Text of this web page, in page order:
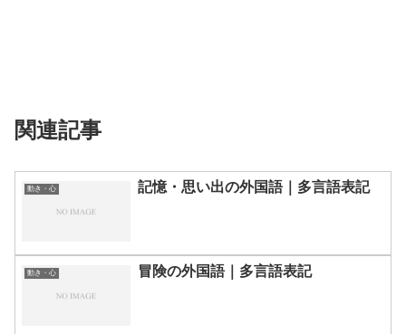
関連記事
動き・心 記憶・思い出の外国語｜多言語表記
動き・心 冒険の外国語｜多言語表記